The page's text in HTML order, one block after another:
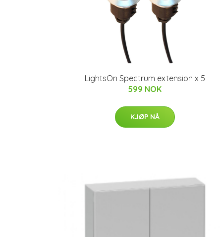
LightsOn Spectrum extension x 5
599 NOK
KJØP NÅ